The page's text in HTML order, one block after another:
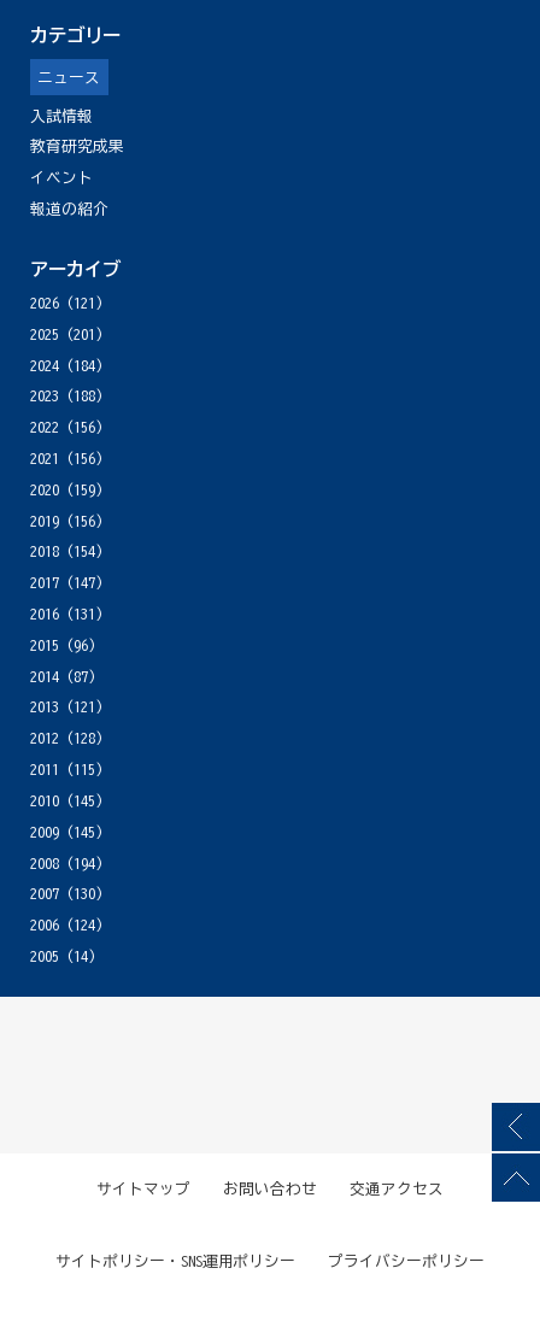
カテゴリー
ニュース
入試情報
教育研究成果
イベント
報道の紹介
アーカイブ
2026(121)
2025 (201)
2024(184)
2023 (188)
2022 (156)
2021
(156)
2020(159)
2019(156)
2018(154)
2017(147)
2016(131)
2015 (96)
2014(87)
2013 (121)
2012 (128)
2011
(115)
2010(145)
2009(145)
2008(194)
2007(130)
2006(124)
2005 (14)
サイトマップ お問い合わせ 交通アクセス
サイトポリシー・SNS運用ポリシー プライバシーポリシー